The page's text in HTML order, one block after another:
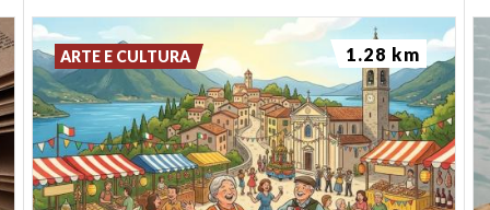
ARTE E CULTURA 1.28 km